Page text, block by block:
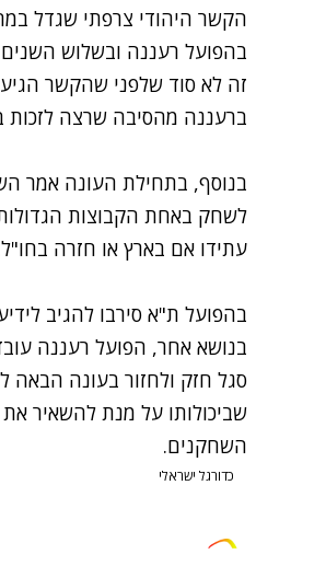
הקשר היהודי צרפתי שגדל
בהפועל רעננה ובשלוש
זה לא סוד שלפני שהקשר
ברעננה מהסיבה שרצה
בנוסף, בתחילת העונה אמר
לשחק באחת הקבוצות
עתידו אם בארץ או חזרה
בהפועל ת"א סירבו להגיב
בנושא אחר, הפועל רעננה
סגל חזק ולחזור בעונה הבאה
שביכולותו על מנת להשאיר
השחקנים.
כדורגל ישראלי